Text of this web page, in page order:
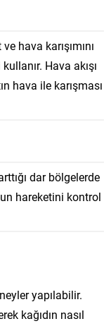
hava karışımını
Hava akışı
hava ile karışması
dar bölgelerde
hareketini kontrol
yapılabilir.
kağıdın nasıl